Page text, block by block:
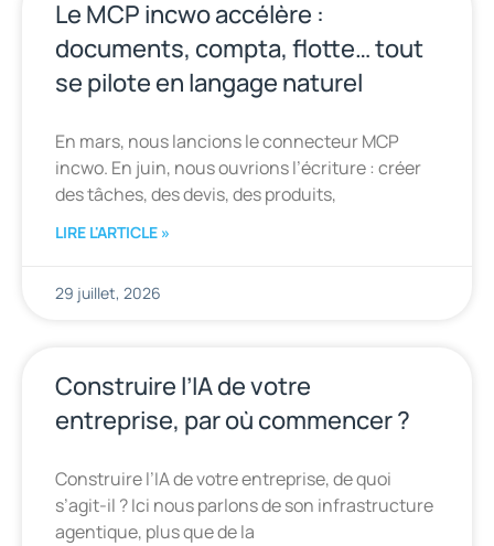
Le MCP incwo accélère :
documents, compta, flotte… tout
se pilote en langage naturel
En mars, nous lancions le connecteur MCP
incwo. En juin, nous ouvrions l’écriture : créer
des tâches, des devis, des produits,
LIRE L'ARTICLE »
29 juillet, 2026
Construire l’IA de votre
entreprise, par où commencer ?
Construire l’IA de votre entreprise, de quoi
s’agit-il ? Ici nous parlons de son infrastructure
agentique, plus que de la